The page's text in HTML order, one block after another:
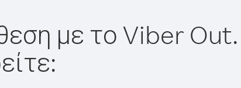
με το Viber Out.